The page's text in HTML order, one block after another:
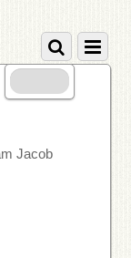
Jacob